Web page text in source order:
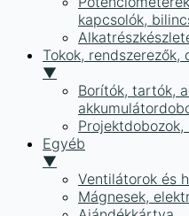
kapcsolók,
Tokok,
▼
Borítók, tartók,
Egyéb
▼
Ventilátorok és
Mágnesek,